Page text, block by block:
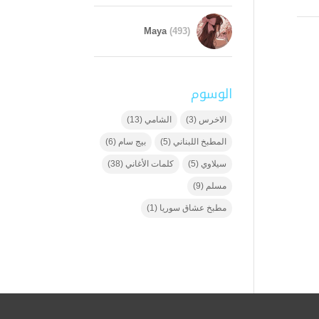
Maya (493)
الوسوم
الاخرس (3) الشامي (13)
المطبخ اللبناني (5) بيج سام (6)
سيلاوي (5) كلمات الأغاني (38)
مسلم (9)
مطبخ عشاق سوريا (1)